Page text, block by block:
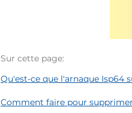
Sur cette page:
Qu'est-ce que l'arnaque Isp64
Comment faire pour